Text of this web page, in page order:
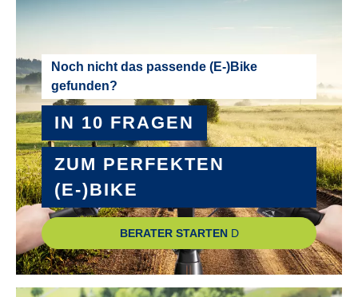
SCHALTHEBEL :
Thumb Tap Trigger mit Ganganzeige
SCHALTUNGSTYP :
Kettenschaltung
SCHALTWERK :
7-Gang Kettenschaltung
SCHEINWERFER :
Noch nicht das passende (E-)Bike
gefunden?
IN 10 FRAGEN
ZUM PERFEKTEN
(E-)BIKE
BERATER STARTEN